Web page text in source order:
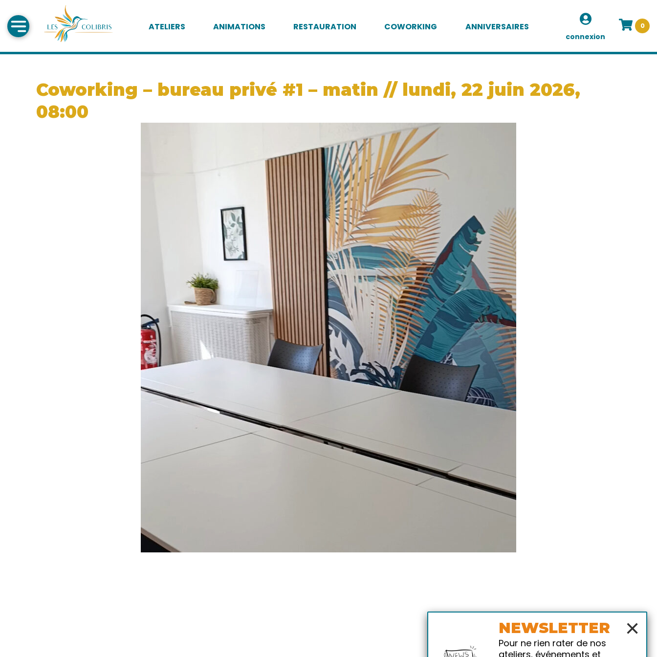
ATELIERS ANIMATIONS RESTAURATION COWORKING ANNIVERSAIRES
connexion
0
Coworking – bureau privé #1 – matin // lundi, 22 juin 2026,
08:00
×
NEWSLETTER
Pour ne rien rater de nos
ateliers, événements et